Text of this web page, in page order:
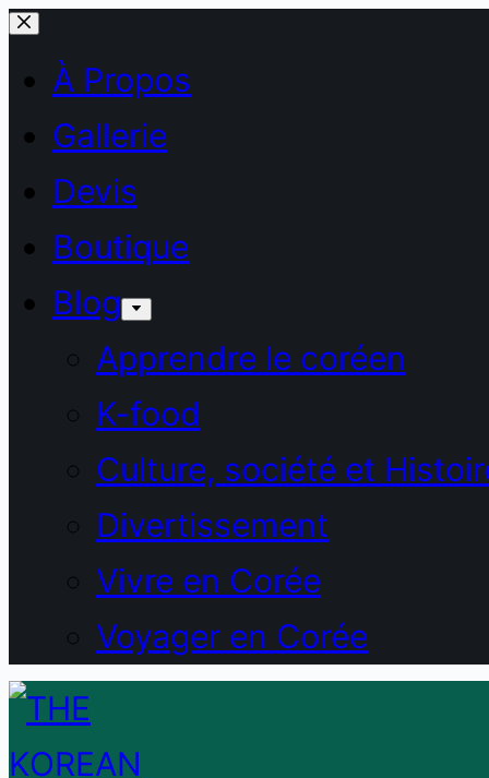
Passer
contenuÀ Propos
Gallerie
Devis
Boutique
Blog
Apprendre le coréen
K-food
Culture, société et
Divertissement
Vivre en Corée
Voyager en Corée